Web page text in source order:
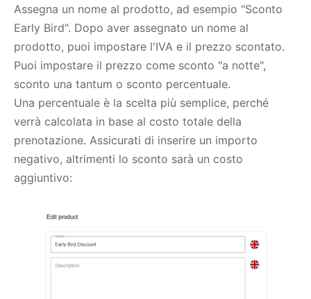
Assegna un nome al prodotto, ad esempio "Sconto
Early Bird". Dopo aver assegnato un nome al
prodotto, puoi impostare l'IVA e il prezzo scontato.
Puoi impostare il prezzo come sconto "a notte",
sconto una tantum o sconto percentuale.
Una percentuale è la scelta più semplice, perché
verrà calcolata in base al costo totale della
prenotazione. Assicurati di inserire un importo
negativo, altrimenti lo sconto sarà un costo
aggiuntivo: